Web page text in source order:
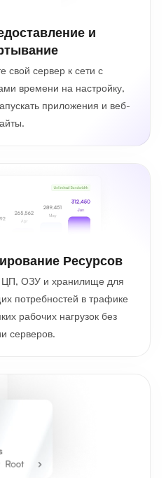
и
свой сервер к сети с
времени на настройку,
приложения и веб-
Ресурсов
ЦП, ОЗУ и хранилище для
потребностей в трафике
рабочих нагрузок без
серверов.